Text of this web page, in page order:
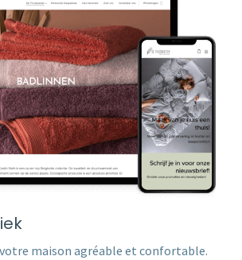
votre maison agréable et confortable.